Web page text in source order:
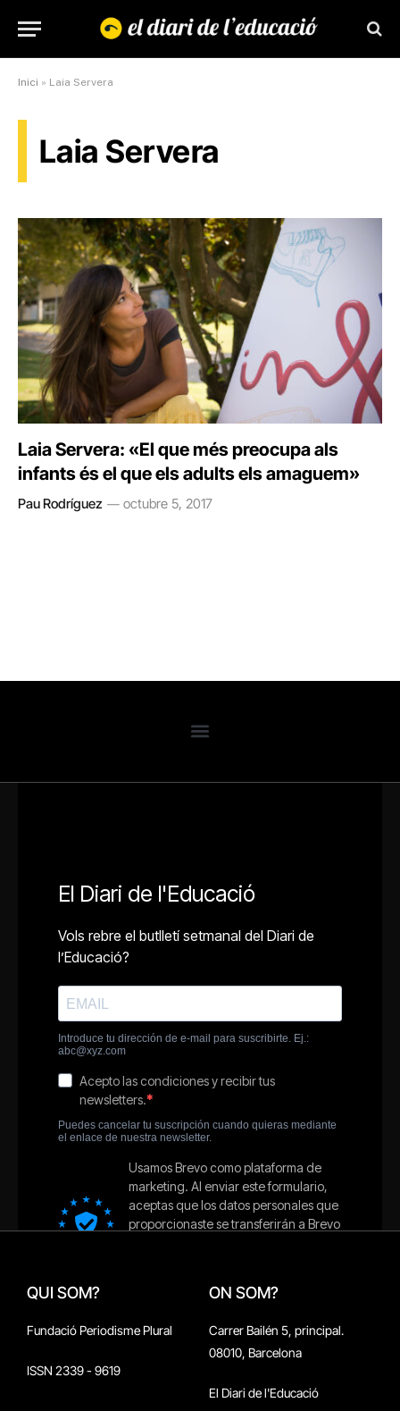
Inici » Laia Servera
Laia Servera
Laia Servera: «El que més preocupa als
infants és el que els adults els amaguem»
Pau Rodríguez octubre 5, 2017
QUI SOM?
Fundació Periodisme Plural
ISSN 2339 - 9619
ON SOM?
Carrer Bailén 5, principal.
08010, Barcelona
El Diari de l'Educació